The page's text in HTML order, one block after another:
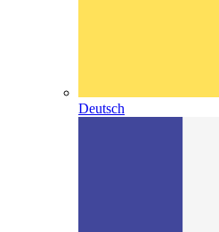
Deutsch